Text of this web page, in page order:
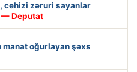
cehizi zəruri sayanlar
— Deputat
oğurlayan şəxs